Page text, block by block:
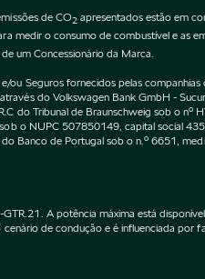
de CO2 apresentados estão em
medir o consumo de combustível e as
um Concessionário da Marca.
ou Seguros fornecidos pelas
do Volkswagen Bank GmbH -
do Tribunal de Braunschweig sob o
o NUPC 507850149, capital social
Banco de Portugal sob o n.º 6651,
A potência máxima está
de condução e é influenciada